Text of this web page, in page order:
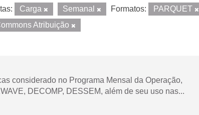
Carga Semanal Formatos:
PARQUET
Atribuição
considerado no Programa Mensal da Operação,
DECOMP, DESSEM, além de seu uso nas...